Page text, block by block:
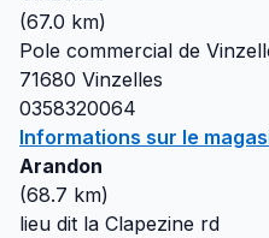
(67.0 km)
Pole commercial de
71680 Vinzelles
0358320064
Informations sur le
Arandon
(68.7 km)
lieu dit la Clapezine rd